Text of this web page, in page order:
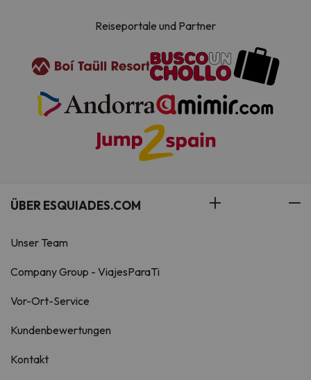
Reiseportale und Partner
ÜBER ESQUIADES.COM
Unser Team
Company Group - ViajesParaTi
Vor-Ort-Service
Kundenbewertungen
Kontakt